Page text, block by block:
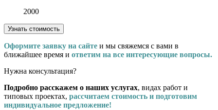
2000
Узнать стоимость
Оформите заявку на сайте и мы свяжемся с вами в
ближайшее время и ответим на все интересующие вопросы.
Нужна консультация?
Подробно расскажем о наших услугах, видах работ и
типовых проектах, рассчитаем стоимость и подготовим
индивидуальное предложение!